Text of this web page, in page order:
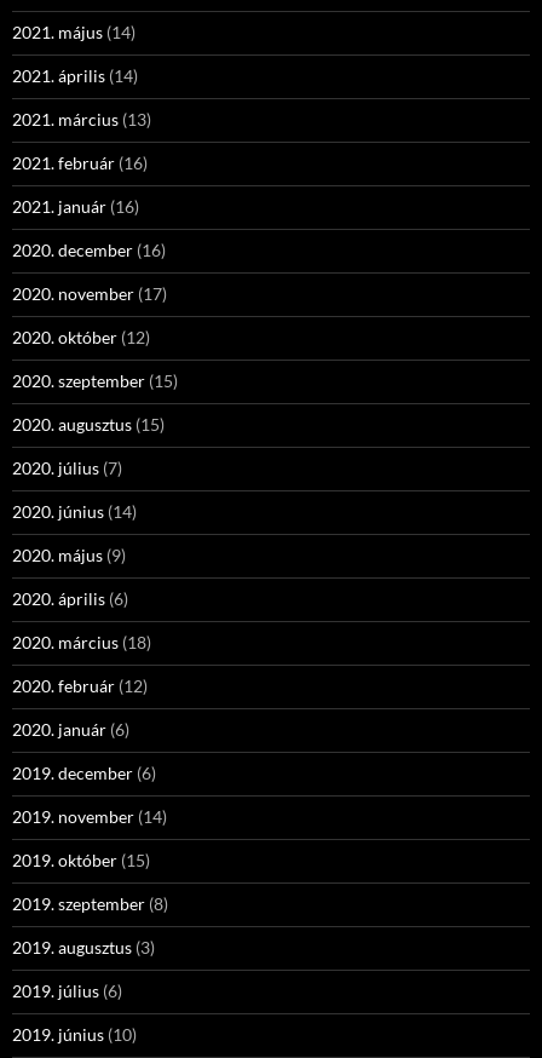
2021. május (14)
2021. április (14)
2021. március (13)
2021. február (16)
2021. január (16)
2020. december (16)
2020. november (17)
2020. október (12)
2020. szeptember (15)
2020. augusztus (15)
2020. július (7)
2020. június (14)
2020. május (9)
2020. április (6)
2020. március (18)
2020. február (12)
2020. január (6)
2019. december (6)
2019. november (14)
2019. október (15)
2019. szeptember (8)
2019. augusztus (3)
2019. július (6)
2019. június (10)